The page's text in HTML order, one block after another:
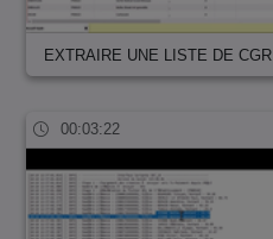
EXTRAIRE UNE LISTE DE CGR
00:03:22